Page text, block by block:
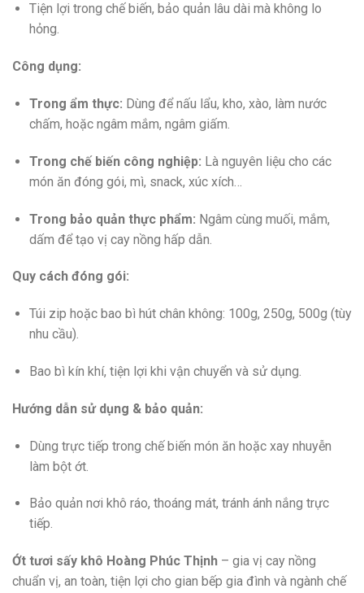
Tiện lợi trong chế biến, bảo quản lâu dài mà không lo
hỏng.
Công dụng:
Trong ẩm thực: Dùng để nấu lẩu, kho, xào, làm nước
chấm, hoặc ngâm mắm, ngâm giấm.
Trong chế biến công nghiệp: Là nguyên liệu cho các
món ăn đóng gói, mì, snack, xúc xích…
Trong bảo quản thực phẩm: Ngâm cùng muối, mắm,
dấm để tạo vị cay nồng hấp dẫn.
Quy cách đóng gói:
Túi zip hoặc bao bì hút chân không: 100g, 250g, 500g (tùy
nhu cầu).
Bao bì kín khí, tiện lợi khi vận chuyển và sử dụng.
Hướng dẫn sử dụng & bảo quản:
Dùng trực tiếp trong chế biến món ăn hoặc xay nhuyễn
làm bột ớt.
Bảo quản nơi khô ráo, thoáng mát, tránh ánh nắng trực
tiếp.
Ớt tươi sấy khô Hoàng Phúc Thịnh – gia vị cay nồng
chuẩn vị, an toàn, tiện lợi cho gian bếp gia đình và ngành chế